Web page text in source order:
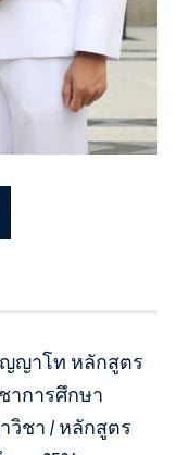
ญาโท หลักสูตร
การศึกษา
ชา / หลักสูตร